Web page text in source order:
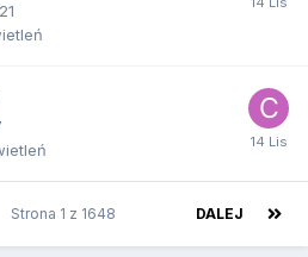
DALEJ
Strona 1 z 1648